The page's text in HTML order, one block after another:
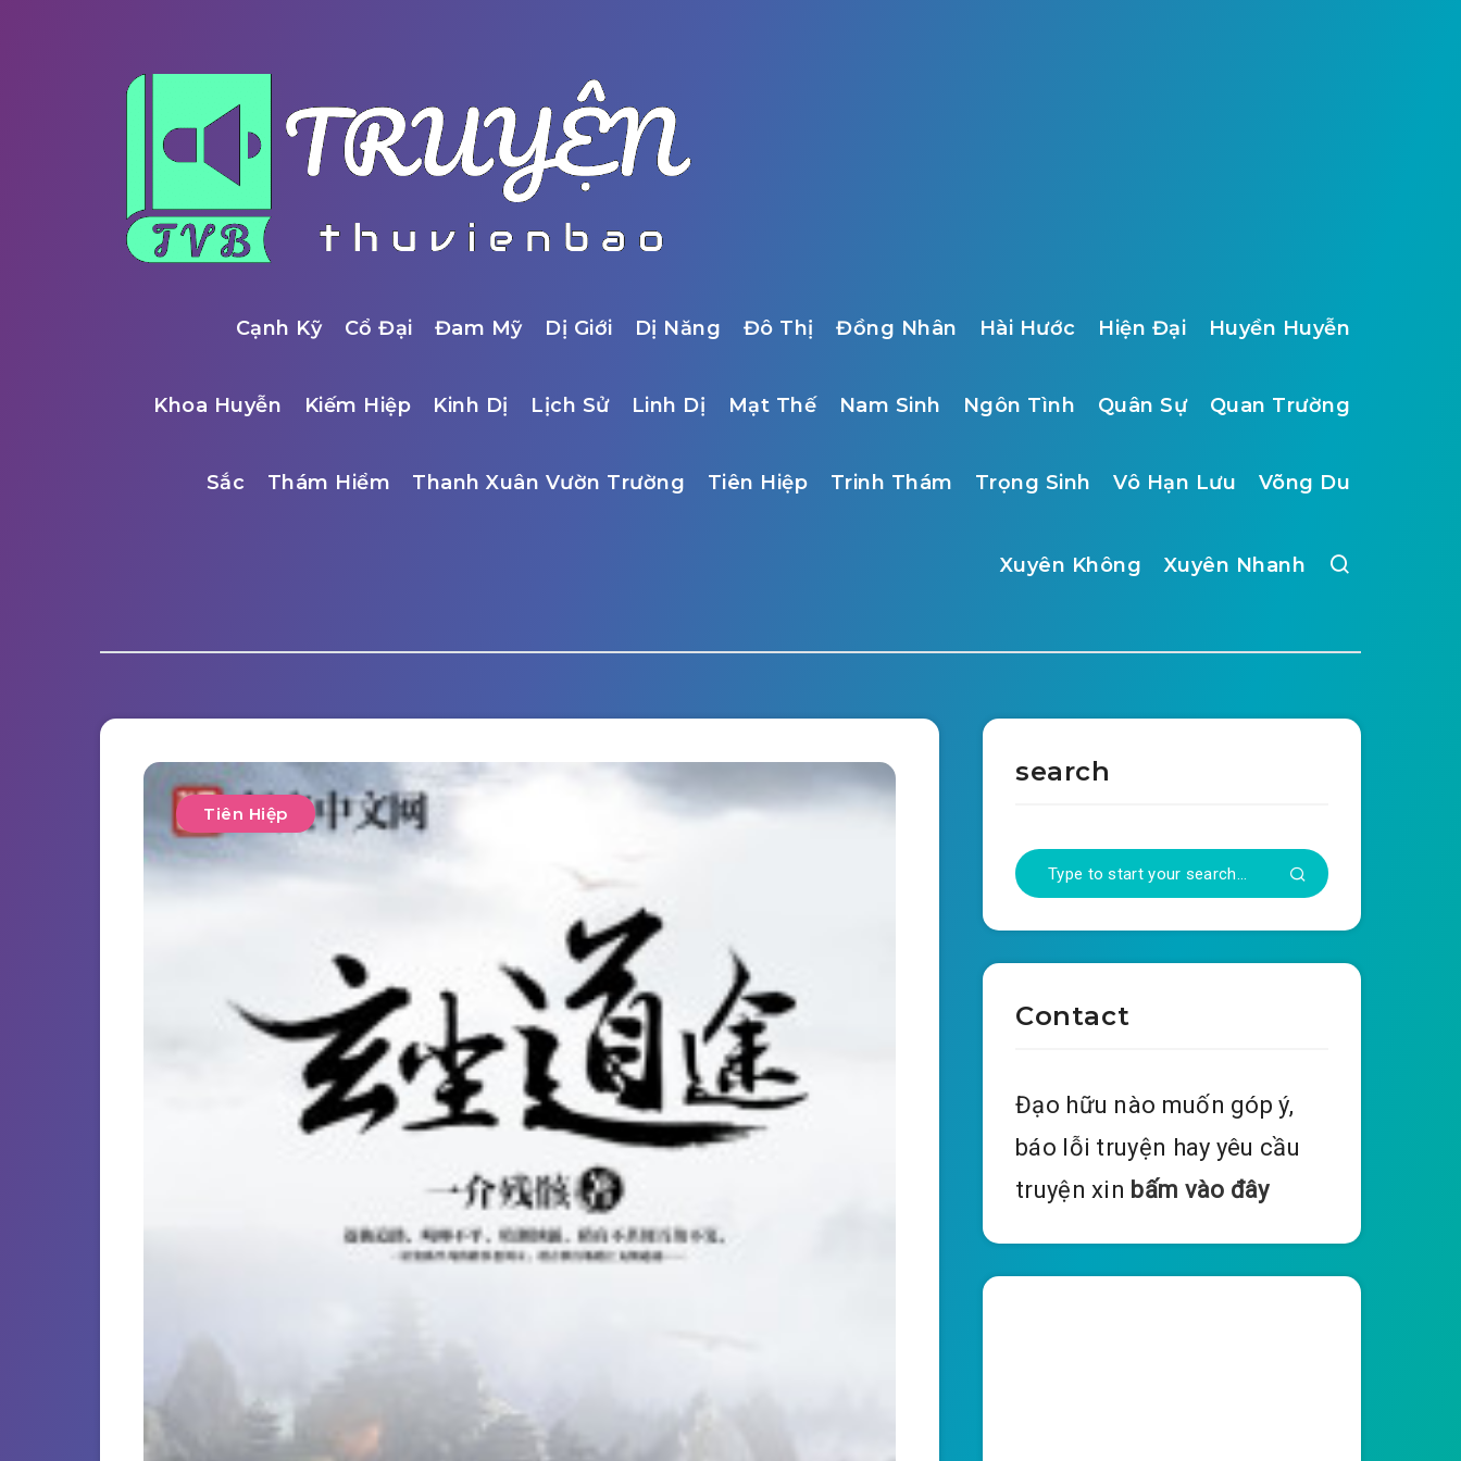
Cạnh Kỹ Cổ Đại Đam Mỹ Dị Giới Dị Năng Đô Thị Đồng Nhân Hài Hước Hiện Đại Huyền Huyễn
Khoa Huyễn Kiếm Hiệp Kinh Dị Lịch Sử Linh Dị Mạt Thế Nam Sinh Ngôn Tình Quân Sự Quan Trường
Sắc Thám Hiểm Thanh Xuân Vườn Trường Tiên Hiệp Trinh Thám Trọng Sinh Vô Hạn Lưu Võng Du
Xuyên Không Xuyên Nhanh
Tiên Hiệp
search
Contact
Đạo hữu nào muốn góp ý,
báo lỗi truyện hay yêu cầu
truyện xin bấm vào đây